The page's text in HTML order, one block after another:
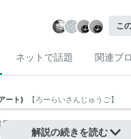
こ
ネットで話題 関連ブ
ート) 【ろーらいさんじゅうご】
解説の続きを読む